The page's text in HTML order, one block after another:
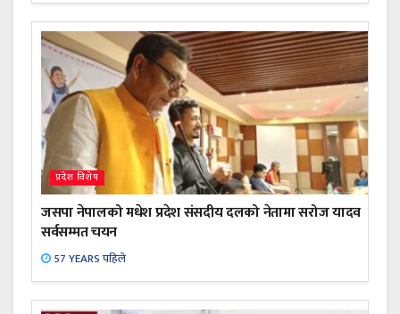
प्रदेश विशेष
जसपा नेपालको मधेश प्रदेश संसदीय दलको नेतामा सरोज यादव
सर्वसम्मत चयन
57 YEARS पहिले